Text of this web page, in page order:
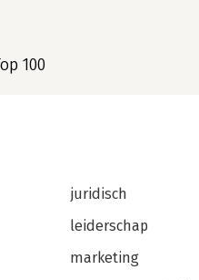
100
juridisch
leiderschap
marketing